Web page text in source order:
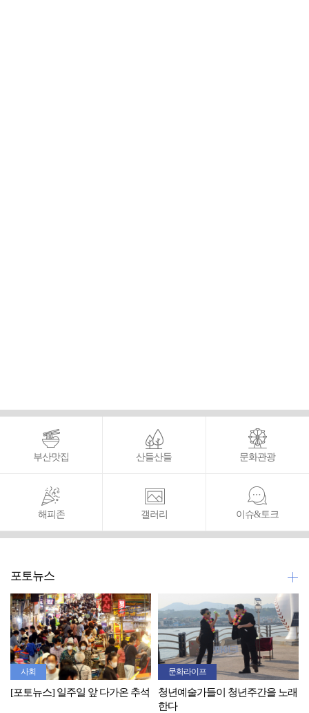
부산맛집 산들산들 문화관광
해피존 갤러리 이슈&토크
포토뉴스
사회
[포토뉴스] 일주일 앞 다가온 추석
문화라이프
청년예술가들이 청년주간을 노래
한다